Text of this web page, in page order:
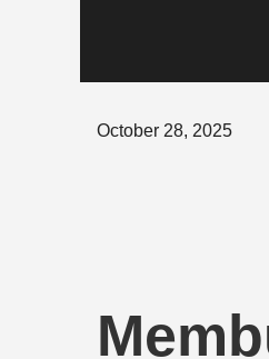
Posted
October 28, 2025